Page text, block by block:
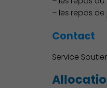
– les repas
Contact
Service